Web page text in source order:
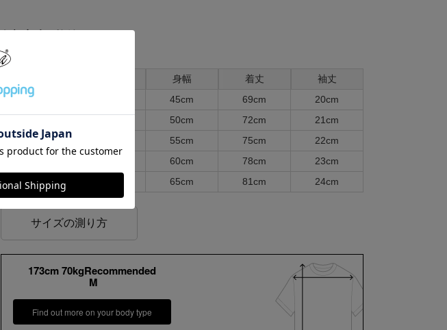
サイズはUSA表記となります
身幅 着丈
袖丈
S
45cm 69cm
20cm
50cm 72cm
21cm
L
55cm 75cm
22cm
60cm 78cm
23cm
XXL
65cm 81cm 24cm
サイズの測り方
173cm 70kgRecommended
M
Find out more on your body type